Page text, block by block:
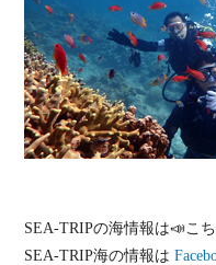
SEA-TRIPの海情報は📣こ
SEA-TRIP海の情報は